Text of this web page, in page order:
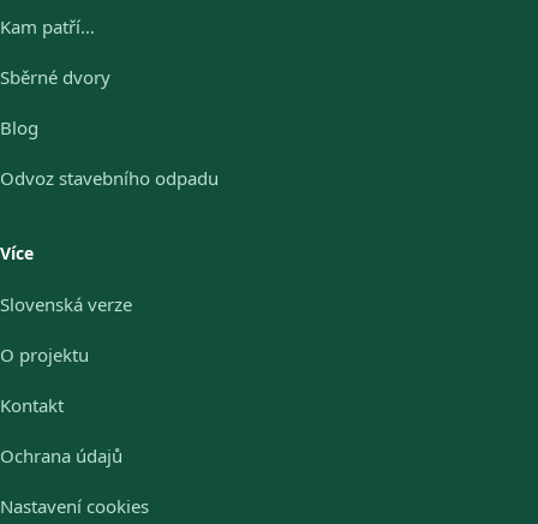
Kam patří…
Sběrné dvory
Blog
Odvoz stavebního odpadu
Více
Slovenská verze
O projektu
Kontakt
Ochrana údajů
Nastavení cookies